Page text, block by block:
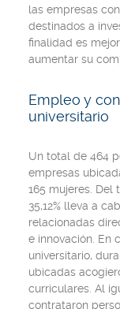
las empresas
destinados a
finalidad es
aumentar su
Empleo y
universitario
Un total de 464
empresas
165 mujeres.
35,12% lleva a
relacionadas
e innovación. En
universitario,
ubicadas
curriculares. Al
contrataron